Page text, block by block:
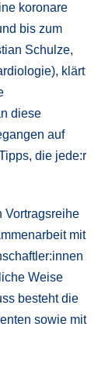
koronare
bis zum
Schulze,
klärt
diese
auf
die jede:r
Vortragsreihe
mit
Weise
besteht die
sowie mit